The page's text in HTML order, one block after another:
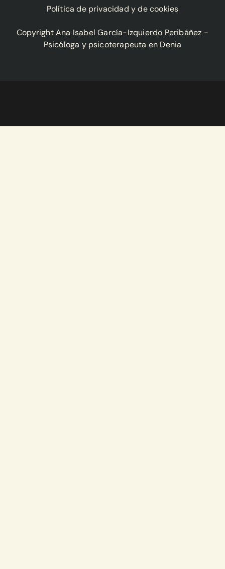
Política de privacidad y de cookies
Copyright Ana Isabel García-Izquierdo Peribáñez -
Psicóloga y psicoterapeuta en Denia